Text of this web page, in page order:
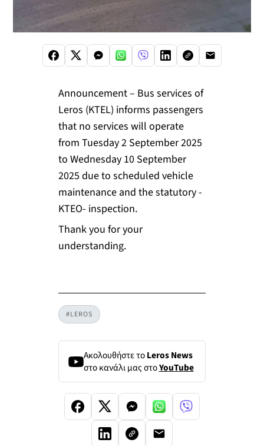
Announcement – Bus services of
Leros (KTEL) informs passengers
that no services will operate
from Tuesday 2 September 2025
to Wednesday 10 September
2025 due to scheduled vehicle
maintenance and the statutory -
KTEO- inspection.
Thank you for your
understanding.
#LEROS
Ακολουθήστε τοLeros News
στο κανάλι μας στοYouTube